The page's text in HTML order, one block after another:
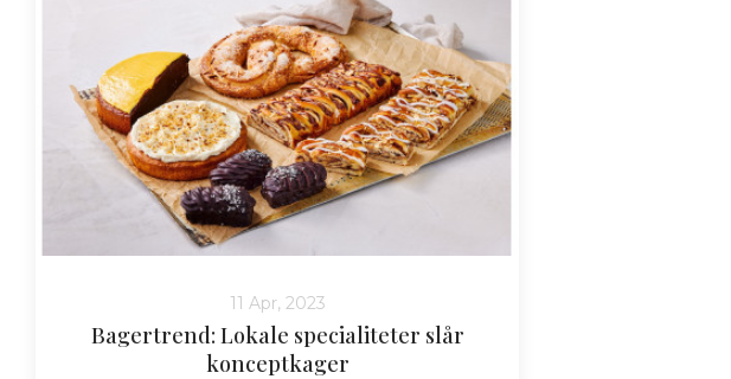
11 Apr, 2023
Bagertrend: Lokale specialiteter slår
konceptkager